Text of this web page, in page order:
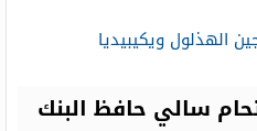
الهذلول ويكيبيديا
سالي حافظ البنك